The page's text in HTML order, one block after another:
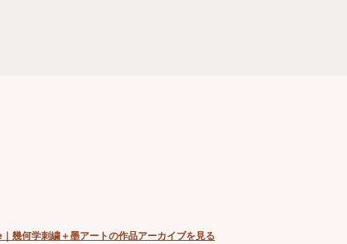
何学刺繍＋墨アートの作品アーカイブを見る